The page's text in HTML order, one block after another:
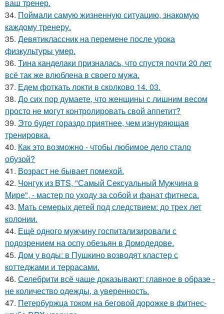
ваш тренер.
34. Поймали самую жизненную ситуацию, знакомую
каждому тренеру.
35. Девятиклассник на перемене после урока
физкультуры умер.
36. Тина канделаки призналась, что спустя почти 20 лет
всё так же влюблена в своего мужа.
37. Едем фоткать локти в сколково 14. 03.
38. До сих пор думаете, что женщины с лишним весом
просто не могут контролировать свой аппетит?
39. Это будет гораздо приятнее, чем изнуряющая
тренировка.
40. Как это возможно - чтобы любимое дело стало
обузой?
41. Возраст не бывает помехой.
42. Чонгук из BTS, "Самый Сексуальный Мужчина в
Мире", - мастер по уходу за собой и фанат фитнеса.
43. Мать семерых детей под следствием: до трех лет
колонии.
44. Ещё одного мужчину госпитализировали с
подозрением на оспу обезьян в Домодедове.
45. Дом у воды: в Пушкино возводят кластер с
коттеджами и террасами.
46. Селебрити всё чаще доказывают: главное в образе -
не количество одежды, а уверенность.
47. Петербуржца током на беговой дорожке в фитнес-